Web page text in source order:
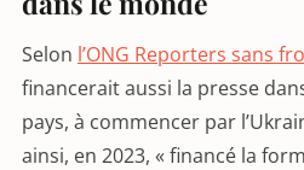
Selon l’ONG Reporters sans
financerait aussi la presse
pays, à commencer par
ainsi, en 2023, « financé la